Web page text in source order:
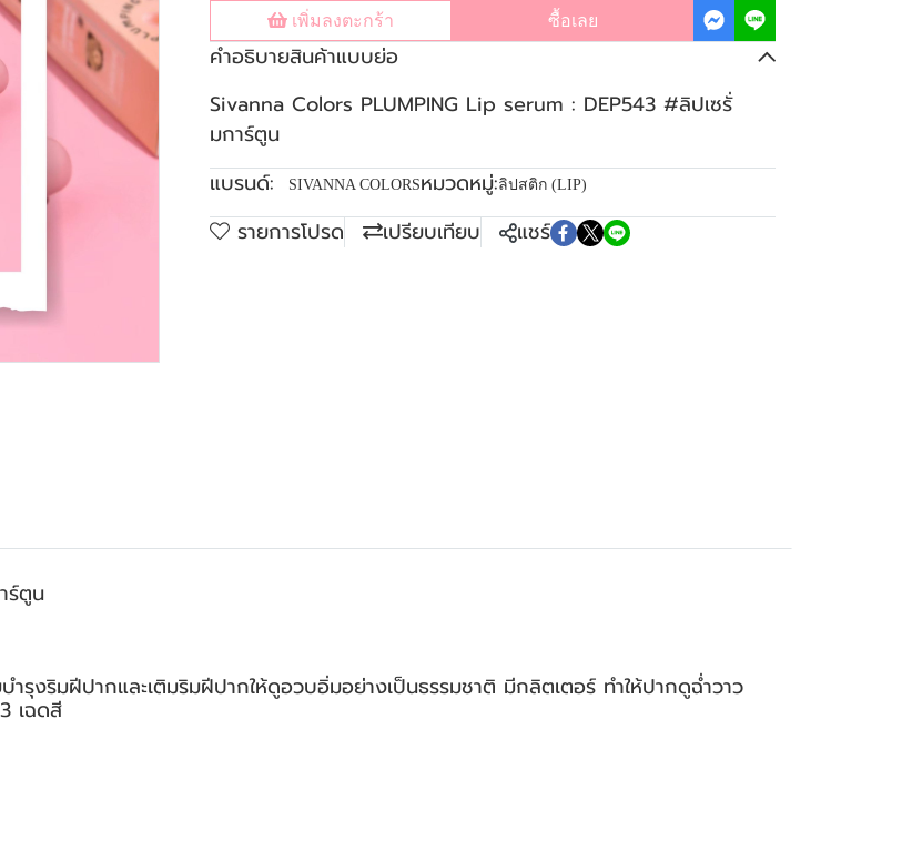
เพิ่มลงตะกร้า ซื้อเลย
คำอธิบายสินค้าแบบย่อ
Sivanna Colors PLUMPING Lip serum : DEP543 #ลิปเซรั่
มการ์ตูน
แบรนด์:
SIVANNA COLORSหมวดหมู่:ลิปสติก (LIP)
รายการโปรด เปรียบเทียบ แชร์
ร์ตูน
งริมฝีปากและเติมริมฝีปากให้ดูอวบอิ่มอย่างเป็นธรรมชาติ มีกลิตเตอร์ ทำให้ปากดูฉ่ำวาว
เฉดสี